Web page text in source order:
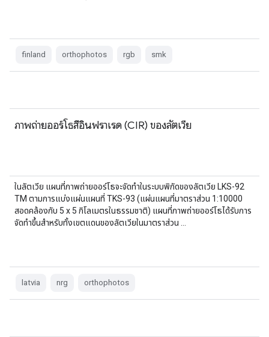
finland orthophotos rgb smk
ภาพถ่ายออร์โธสีอินฟราเรด (CIR) ของลัตเวีย
ในลัตเวีย แผนที่ภาพถ่ายออร์โธจะจัดทำในระบบพิกัดของลัตเวีย LKS-92
TM ตามการแบ่งแผ่นแผนที่ TKS-93 (แผ่นแผนที่มาตราส่วน 1:10000
สอดคล้องกับ 5 x 5 กิโลเมตรในธรรมชาติ) แผนที่ภาพถ่ายออร์โธได้รับการ
จัดทำขึ้นสำหรับทั้งเขตแดนของลัตเวียในมาตราส่วน …
latvia nrg orthophotos